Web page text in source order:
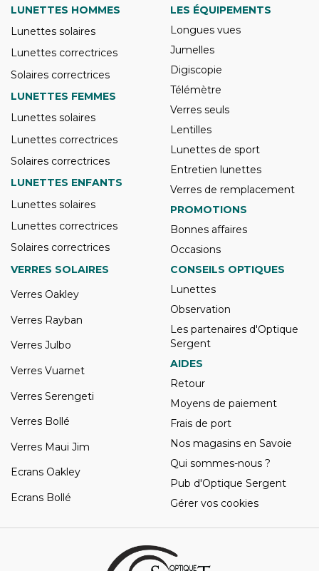
LUNETTES HOMMES
Lunettes solaires
Lunettes correctrices
Solaires correctrices
LUNETTES FEMMES
Lunettes solaires
Lunettes correctrices
Solaires correctrices
LUNETTES ENFANTS
Lunettes solaires
Lunettes correctrices
Solaires correctrices
LES ÉQUIPEMENTS
Longues vues
Jumelles
Digiscopie
Télémètre
Verres seuls
Lentilles
Lunettes de sport
Entretien lunettes
Verres de remplacement
PROMOTIONS
Bonnes affaires
Occasions
VERRES SOLAIRES
Verres Oakley
Verres Rayban
Verres Julbo
Verres Vuarnet
Verres Serengeti
Verres Bollé
Verres Maui Jim
Ecrans Oakley
Ecrans Bollé
CONSEILS OPTIQUES
Lunettes
Observation
Les partenaires d'Optique
Sergent
AIDES
Retour
Moyens de paiement
Frais de port
Nos magasins en Savoie
Qui sommes-nous ?
Pub d'Optique Sergent
Gérer vos cookies